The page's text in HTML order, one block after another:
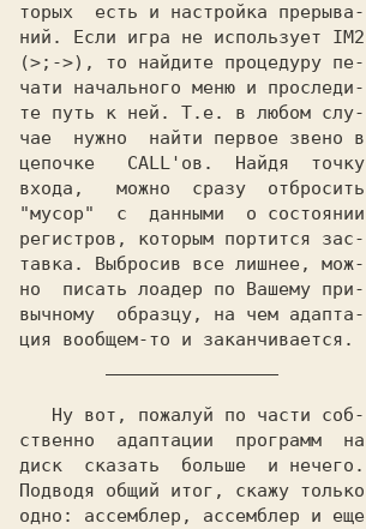
торых  есть и настройка прерыва-
ний. Если игра не использует IM2
(>;->), то найдите процедуру пе-
чати начального меню и проследи-
те путь к ней. Т.е. в любом слу-
чае  нужно  найти первое звено в
цепочке   CALL'ов.  Найдя  точку
входа,   можно  сразу  отбросить
"мусор"  с  данными  о состоянии
регистров, которым портится зас-
тавка. Выбросив все лишнее, мож-
но  писать лоадер по Вашему при-
вычному  образцу, на чем адапта-
ственно  адаптации  программ  на
диск  сказать  больше  и нечего.
Подводя общий итог, скажу только
одно: ассемблер, ассемблер и еще